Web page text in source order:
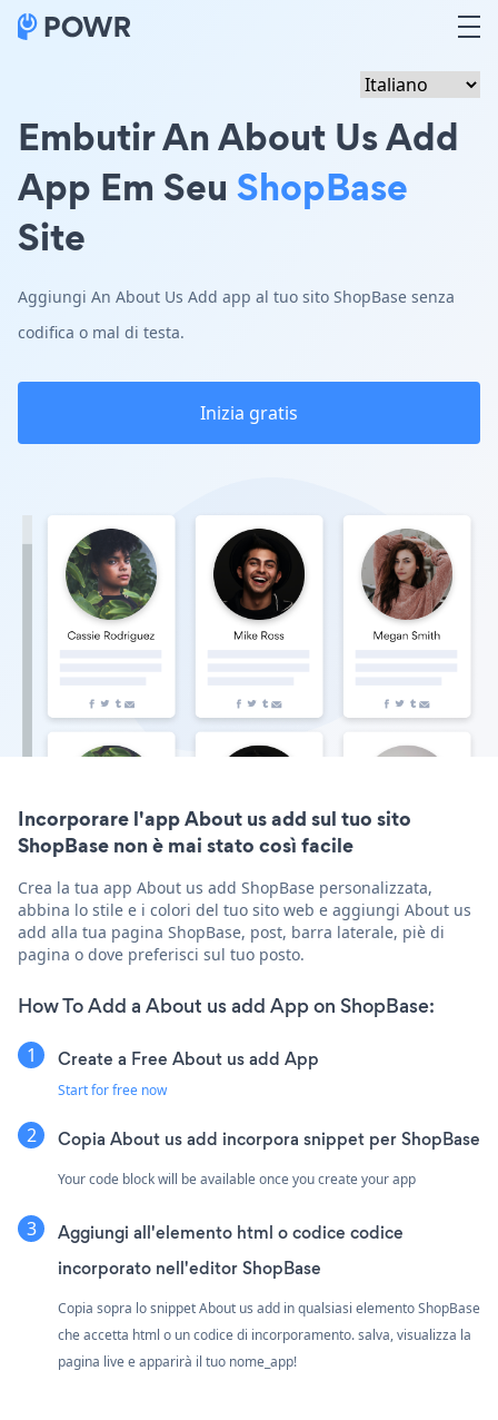
Embutir An About Us Add
App Em Seu ShopBase
Site
Aggiungi An About Us Add app al tuo sito ShopBase senza
codifica o mal di testa.
Inizia gratis
Incorporare l'app About us add sul tuo sito
ShopBase non è mai stato così facile
Crea la tua app About us add ShopBase personalizzata,
abbina lo stile e i colori del tuo sito web e aggiungi About us
add alla tua pagina ShopBase, post, barra laterale, piè di
pagina o dove preferisci sul tuo posto.
How To Add a About us add App on ShopBase:
Create a Free About us add App
Start for free now
Copia About us add incorpora snippet per ShopBase
Your code block will be available once you create your app
Aggiungi all'elemento html o codice codice
incorporato nell'editor ShopBase
Copia sopra lo snippet About us add in qualsiasi elemento ShopBase
che accetta html o un codice di incorporamento. salva, visualizza la
pagina live e apparirà il tuo nome_app!